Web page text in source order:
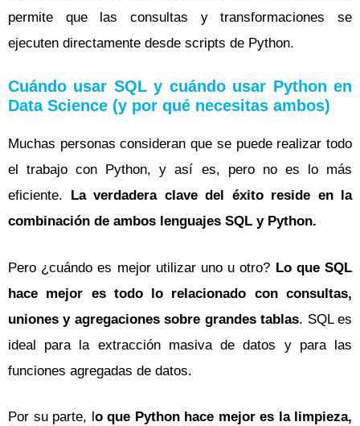
permite que las consultas y transformaciones se
ejecuten directamente desde scripts de Python.
Cuándo usar SQL y cuándo usar Python en
Data Science (y por qué necesitas ambos)
Muchas personas consideran que se puede realizar todo
el trabajo con Python, y así es, pero no es lo más
eficiente.
La verdadera clave del éxito reside en la
combinación de ambos lenguajes SQL y Python.
Pero ¿cuándo es mejor utilizar uno u otro? Lo que SQL
hace mejor es todo lo relacionado con consultas,
uniones y agregaciones sobre grandes tablas. SQL es
ideal para la extracción masiva de datos y para las
funciones agregadas de datos.
Por su parte, l o que Python hace mejor es la limpieza,